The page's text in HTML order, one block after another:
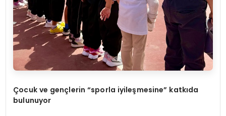
Çocuk ve gençlerin “sporla iyileşmesine” katkıda
bulunuyor